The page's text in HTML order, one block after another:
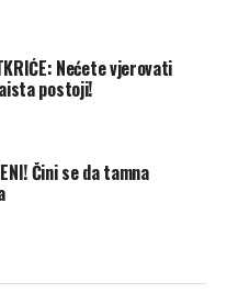
Nećete vjerovati
postoji!
Čini se da tamna